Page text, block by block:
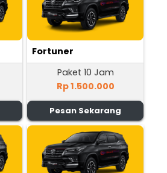
Fortuner
Paket 10 Jam
Rp 1.500.000
Pesan Sekarang